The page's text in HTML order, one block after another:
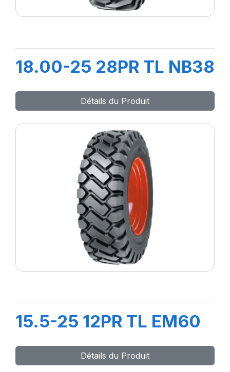
18.00-25 28PR TL NB38
Détails du Produit
15.5-25 12PR TL EM60
Détails du Produit